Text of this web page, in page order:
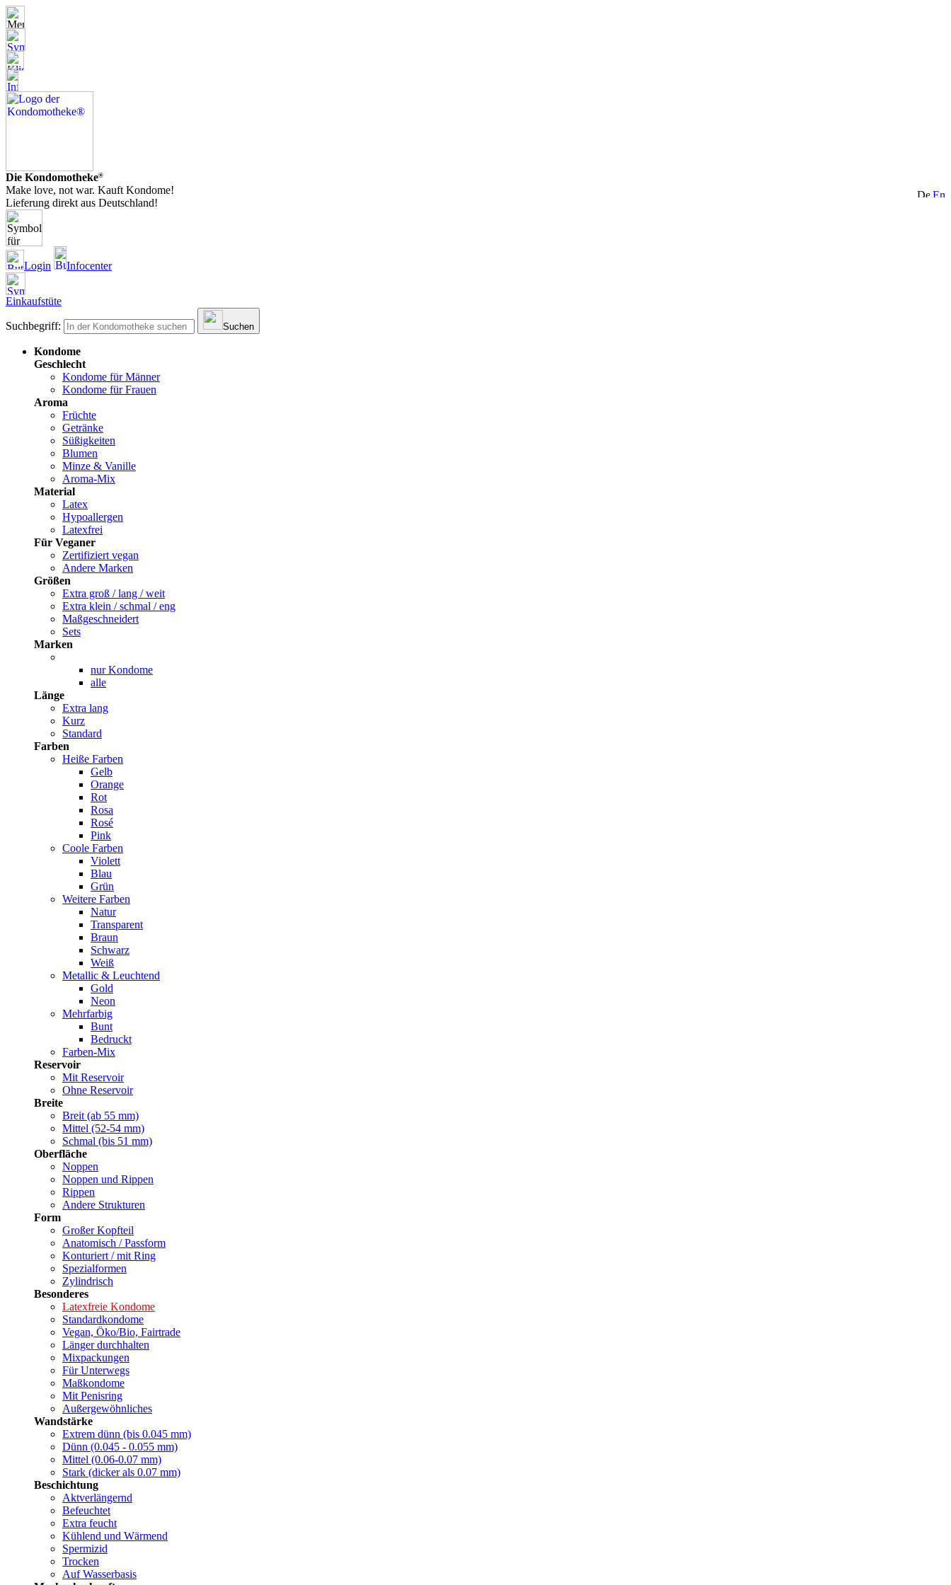
Die Kondomotheke®
Make love, not war. Kauft Kondome!
Lieferung direkt aus Deutschland!
Login Infocenter
Einkaufstüte
Suchbegriff: Suchen
Kondome
Geschlecht
Kondome für Männer
Kondome für Frauen
Aroma
Früchte
Getränke
Süßigkeiten
Blumen
Minze & Vanille
Aroma-Mix
Material
Latex
Hypoallergen
Latexfrei
Für Veganer
Zertifiziert vegan
Andere Marken
Größen
Extra groß / lang / weit
Extra klein / schmal / eng
Maßgeschneidert
Sets
Marken
nur Kondome
alle
Länge
Extra lang
Kurz
Standard
Farben
Heiße Farben
Gelb
Orange
Rot
Rosa
Rosé
Pink
Coole Farben
Violett
Blau
Grün
Weitere Farben
Natur
Transparent
Braun
Schwarz
Weiß
Metallic & Leuchtend
Gold
Neon
Mehrfarbig
Bunt
Bedruckt
Farben-Mix
Reservoir
Mit Reservoir
Ohne Reservoir
Breite
Breit (ab 55 mm)
Mittel (52-54 mm)
Schmal (bis 51 mm)
Oberfläche
Noppen
Noppen und Rippen
Rippen
Andere Strukturen
Form
Großer Kopfteil
Anatomisch / Passform
Konturiert / mit Ring
Spezialformen
Zylindrisch
Besonderes
Latexfreie Kondome
Standardkondome
Vegan, Öko/Bio, Fairtrade
Länger durchhalten
Mixpackungen
Für Unterwegs
Maßkondome
Mit Penisring
Außergewöhnliches
Wandstärke
Extrem dünn (bis 0.045 mm)
Dünn (0.045 - 0.055 mm)
Mittel (0.06-0.07 mm)
Stark (dicker als 0.07 mm)
Beschichtung
Aktverlängernd
Befeuchtet
Extra feucht
Kühlend und Wärmend
Spermizid
Trocken
Auf Wasserbasis